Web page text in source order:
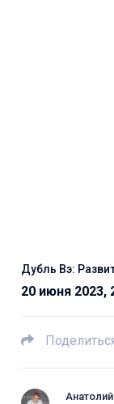
Дубль Вэ:
20 июня 2023,